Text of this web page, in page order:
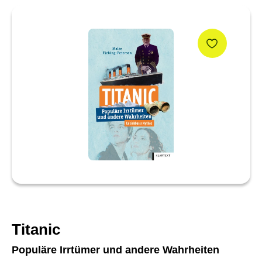
Titanic
Populäre Irrtümer und andere Wahrheiten